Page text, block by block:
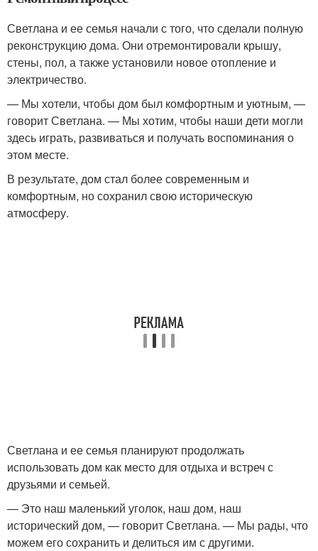
Светлана и ее семья начали с того, что сделали полную
реконструкцию дома. Они отремонтировали крышу,
стены, пол, а также установили новое отопление и
электричество.
— Мы хотели, чтобы дом был комфортным и уютным, —
говорит Светлана. — Мы хотим, чтобы наши дети могли
здесь играть, развиваться и получать воспоминания о
этом месте.
В результате, дом стал более современным и
комфортным, но сохранил свою историческую
атмосферу.
Светлана и ее семья планируют продолжать
использовать дом как место для отдыха и встреч с
друзьями и семьей.
— Это наш маленький уголок, наш дом, наш
исторический дом, — говорит Светлана. — Мы рады, что
можем его сохранить и делиться им с другими.